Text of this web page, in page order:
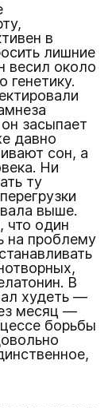
в
лишние
весил около
генетику.
засыпает
давно
сон, а
Ни
ту
выше.
что один
на проблему
В
худеть —
месяц —
борьбы